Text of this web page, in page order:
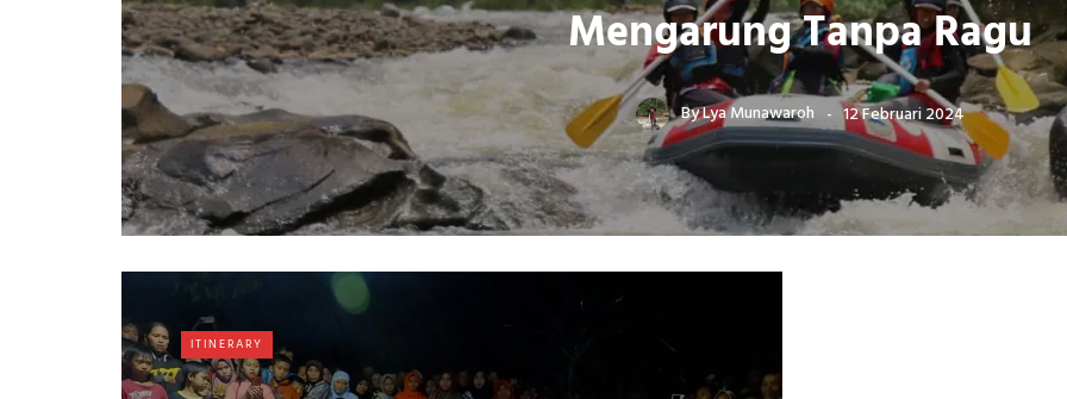
Mengarung Tanpa Ragu
ByLya Munawaroh 12 Februari 2024
ITINERARY